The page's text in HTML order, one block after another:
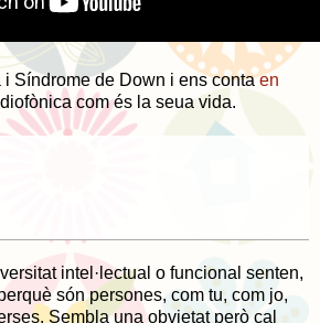
i Síndrome de Down i ens contaen
com és la seua vida.
intel·lectual o funcional senten,
són persones, com tu, com jo,
Sembla una obvietat però cal